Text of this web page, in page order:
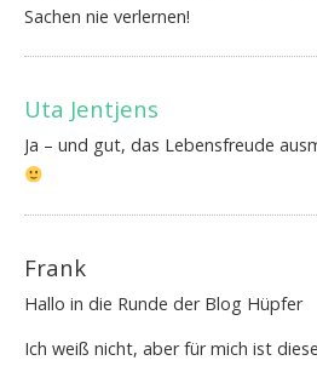
Sachen nie verlernen!
Uta Jentjens
Ja – und gut, das Lebensfreude
Frank
Hallo in die Runde der Blog Hüpfer
Ich weiß nicht, aber für mich ist